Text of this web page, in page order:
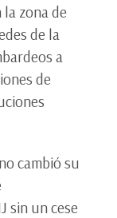
zona de
de la
a
de
cambió su
sin un cese